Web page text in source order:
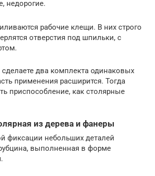
недорогие.
рабочие клещи. В них строго
отверстия под шпильки, с
два комплекта одинаковых
применения расширится. Тогда
приспособление, как столярные
из дерева и фанеры
фиксации небольших деталей
выполненная в форме